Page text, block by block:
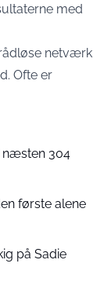
med
netværk
Ofte er
næsten 304
første alene
på Sadie